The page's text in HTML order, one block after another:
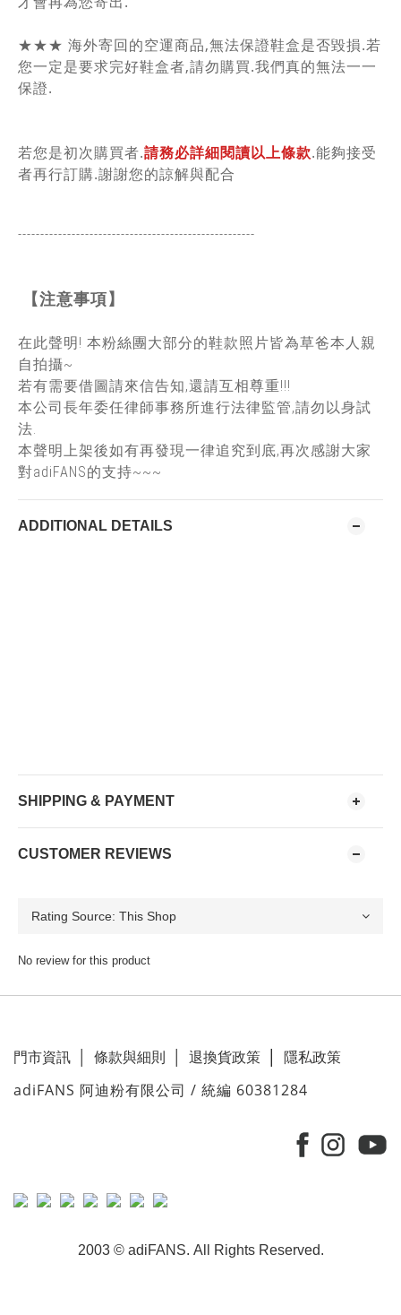
★★★ 海外寄回的空運商品,無法保證鞋盒是否毀損.若
您一定是要求完好鞋盒者,請勿購買.我們真的無法一一
保證.
若您是初次購買者.請務必詳細閱讀以上條款.能夠接受
者再行訂購.謝謝您的諒解與配合
-----------------------------------------------------
【注意事項】
在此聲明! 本粉絲團大部分的鞋款照片皆為草爸本人親
自拍攝~
若有需要借圖請來信告知,還請互相尊重!!!
本公司長年委任律師事務所進行法律監管,請勿以身試
法.
本聲明上架後如有再發現一律追究到底,再次感謝大家
對adiFANS的支持~~~
ADDITIONAL DETAILS
SHIPPING & PAYMENT
CUSTOMER REVIEWS
No review for this product
門市資訊 條款與細則 退換貨政策 隱私政策
adiFANS 阿迪粉有限公司 / 統編 60381284
2003 © adiFANS. All Rights Reserved.